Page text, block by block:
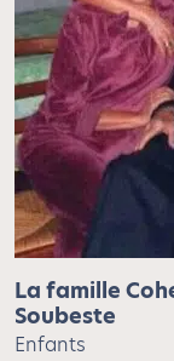
La famille
Soubeste
Enfants